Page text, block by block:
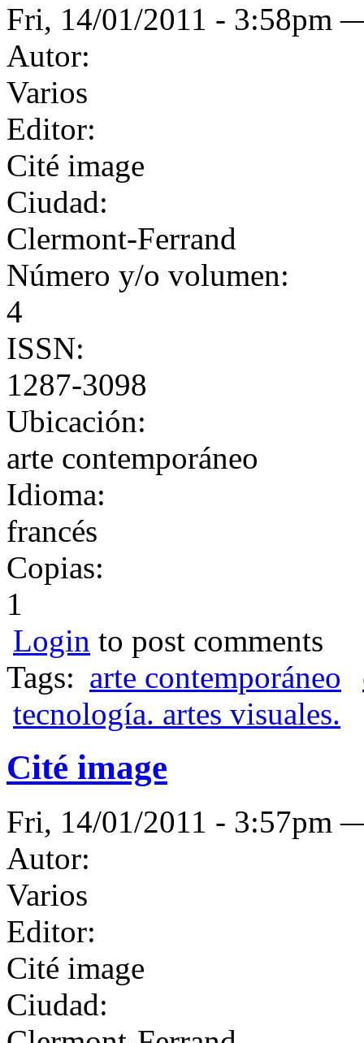
Fri, 14/01/2011 - 3:58pm
Autor:
Varios
Editor:
Cité image
Ciudad:
Clermont-Ferrand
Número y/o volumen:
4
ISSN:
1287-3098
Ubicación:
arte contemporáneo
Idioma:
francés
Copias:
1
Login to post comments
Tags: arte contemporáneo
tecnología. artes visuales.
Cité image
Fri, 14/01/2011 - 3:57pm
Autor:
Varios
Editor:
Cité image
Ciudad: